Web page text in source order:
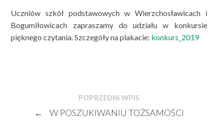
Uczniów szkół podstawowych w Wierzchosławicach i
Bogumiłowicach zapraszamy do udziału w konkursie
pięknego czytania. Szczegóły na plakacie: konkurs_2019
POPRZEDNI WPIS
← W POSZUKIWANIU TOŻSAMOŚCI